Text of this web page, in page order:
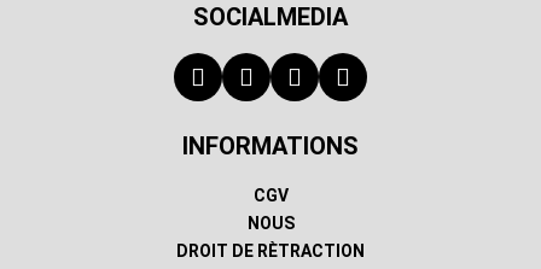
SOCIALMEDIA
INFORMATIONS
CGV
NOUS
DROIT DE RÈTRACTION